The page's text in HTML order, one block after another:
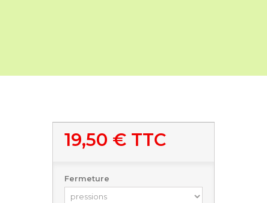
19,50 €TTC
Fermeture